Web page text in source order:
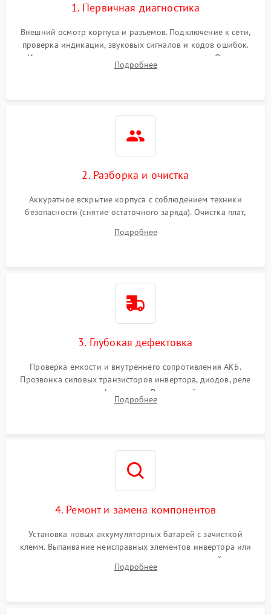
1. Первичная диагностика
Внешний осмотр корпуса и разъемов. Подключение к сети,
проверка индикации, звуковых сигналов и кодов ошибок.
Измерение входного и выходного напряжения. Оценка
реакции ИБП на отключение основного питания без
Подробнее
2. Разборка и очистка
Аккуратное вскрытие корпуса с соблюдением техники
безопасности (снятие остаточного заряда). Очистка плат,
и кистей для предотвращения перегрева и замыканий.
Подробнее
3. Глубокая дефектовка
Проверка емкости и внутреннего сопротивления АКБ.
Прозвонка силовых транзисторов инвертора, диодов, реле
переключения и трансформатора. Визуальный поиск вздутых
конденсаторов и прогаров на печатной плате.
Подробнее
4. Ремонт и замена компонентов
Установка новых аккумуляторных батарей с зачисткой
клемм. Выпаивание неисправных элементов инвертора или
цепи зарядки и монтаж новых радиодеталей.
Восстановление поврежденных токоведущих дорожек и
Подробнее